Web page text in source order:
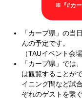
※『#カー
「カープ県」の当
んの予定です。
（TAUイベント会
「カープ県」では
は観覧することが
イニング間など試
ぞれのゲストを繋